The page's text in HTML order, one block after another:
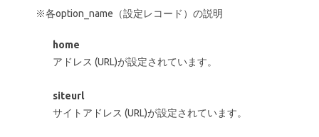
※各option_name（設定レコード）の説明
home
アドレス (URL)が設定されています。
siteurl
サイトアドレス (URL)が設定されています。